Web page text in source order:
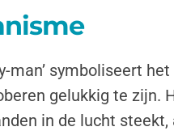
man’ symboliseert
gelukkig te
in de lucht